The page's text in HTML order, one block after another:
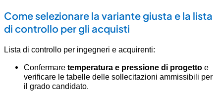
Come selezionare la variante giusta e la lista
di controllo per gli acquisti
Lista di controllo per ingegneri e acquirenti:
Confermare temperatura e pressione di progetto e
verificare le tabelle delle sollecitazioni ammissibili per
il grado candidato.